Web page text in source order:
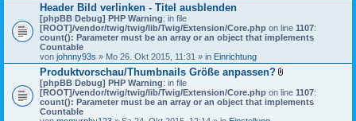
Header Bild verlinken - Titel ausblenden
[phpBB Debug] PHP Warning: in file
[ROOT]/vendor/twig/twig/lib/Twig/Extension/Core.php on line 1107:
count(): Parameter must be an array or an object that implements
Countable
von johnny93s » Mo 26. Okt 2015, 11:31 » in Einrichtung
Produktvorschau/Thumbnails Größe anpassen?
a
t
[phpBB Debug] PHP Warning: in file
[ROOT]/vendor/twig/twig/lib/Twig/Extension/Core.php on line 1107:
count(): Parameter must be an array or an object that implements
Countable